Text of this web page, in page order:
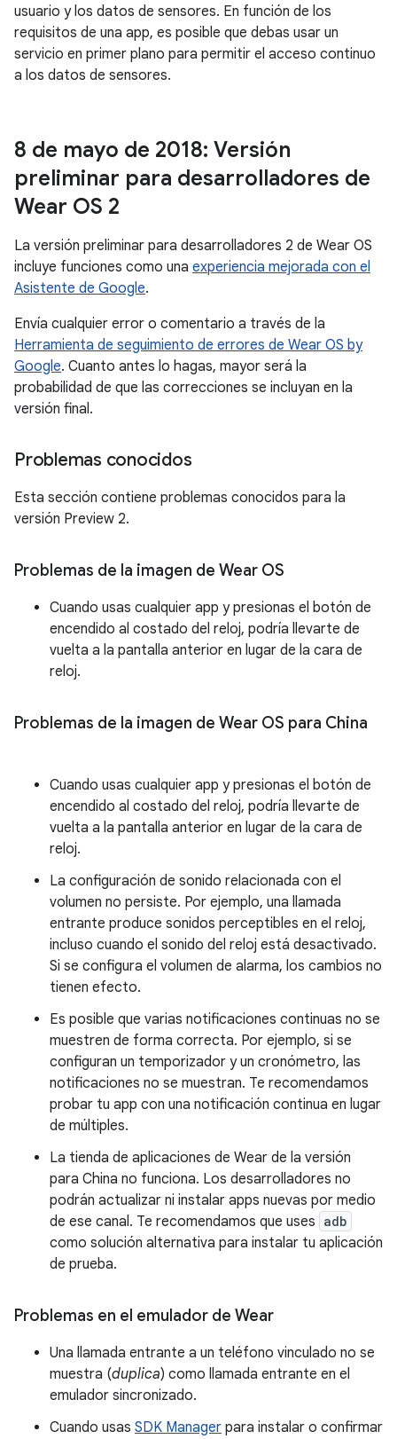
usuario y los datos de sensores. En función de los
requisitos de una app, es posible que debas usar un
servicio en primer plano para permitir el acceso continuo
a los datos de sensores.
8 de mayo de 2018: Versión
preliminar para desarrolladores de
Wear OS 2
La versión preliminar para desarrolladores 2 de Wear OS
incluye funciones como una experiencia mejorada con el
Asistente de Google.
Envía cualquier error o comentario a través de la
Herramienta de seguimiento de errores de Wear OS by
Google. Cuanto antes lo hagas, mayor será la
probabilidad de que las correcciones se incluyan en la
versión final.
Problemas conocidos
Esta sección contiene problemas conocidos para la
versión Preview 2.
Problemas de la imagen de Wear OS
Cuando usas cualquier app y presionas el botón de
encendido al costado del reloj, podría llevarte de
vuelta a la pantalla anterior en lugar de la cara de
reloj.
Problemas de la imagen de Wear OS para China
Cuando usas cualquier app y presionas el botón de
encendido al costado del reloj, podría llevarte de
vuelta a la pantalla anterior en lugar de la cara de
reloj.
La configuración de sonido relacionada con el
volumen no persiste. Por ejemplo, una llamada
entrante produce sonidos perceptibles en el reloj,
incluso cuando el sonido del reloj está desactivado.
Si se configura el volumen de alarma, los cambios no
tienen efecto.
Es posible que varias notificaciones continuas no se
muestren de forma correcta. Por ejemplo, si se
configuran un temporizador y un cronómetro, las
notificaciones no se muestran. Te recomendamos
probar tu app con una notificación continua en lugar
de múltiples.
La tienda de aplicaciones de Wear de la versión
para China no funciona. Los desarrolladores no
podrán actualizar ni instalar apps nuevas por medio
de ese canal. Te recomendamos que uses adb
como solución alternativa para instalar tu aplicación
de prueba.
Problemas en el emulador de Wear
Una llamada entrante a un teléfono vinculado no se
muestra (duplica) como llamada entrante en el
emulador sincronizado.
Cuando usas SDK Manager para instalar o confirmar